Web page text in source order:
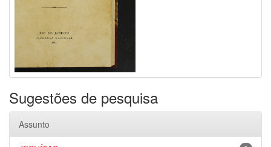
Sugestões de pesquisa
Assunto